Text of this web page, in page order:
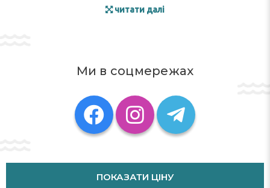
discovered in the area surrounding the hotel. The beach is just 1 km
accommodation, which has a total of 210 rooms. The hotel offers a
bar and a laundry service. Those arriving in their own vehicles can
leave them in the car park of the apartment hotel.
minibar are also available. The kitchenette is equipped with a fridge.
читати далі
Ми в соцмережах
ПОКАЗАТИ ЦІНУ